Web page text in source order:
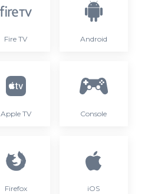
Fire TV Android
Apple TV Console
Firefox iOS